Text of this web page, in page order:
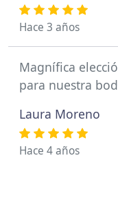
Hace 3 años
Magnífica
para nuestra
Laura Moreno
Hace 4 años